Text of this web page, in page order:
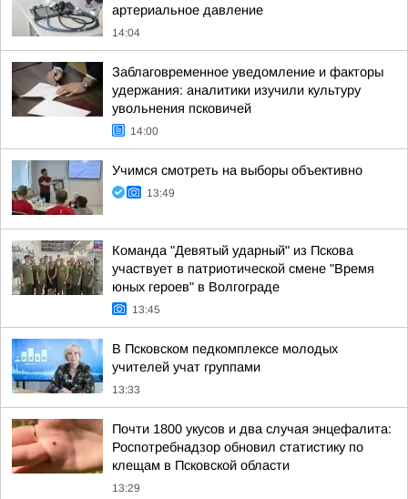
артериальное давление
14:04
Заблаговременное уведомление и факторы
удержания: аналитики изучили культуру
увольнения псковичей
14:00
Учимся смотреть на выборы объективно
13:49
Команда "Девятый ударный" из Пскова
участвует в патриотической смене "Время
юных героев" в Волгограде
13:45
В Псковском педкомплексе молодых
учителей учат группами
13:33
Почти 1800 укусов и два случая энцефалита:
Роспотребнадзор обновил статистику по
клещам в Псковской области
13:29